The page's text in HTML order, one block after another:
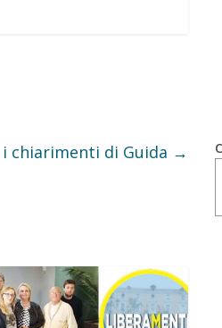
chiarimenti di Guida →